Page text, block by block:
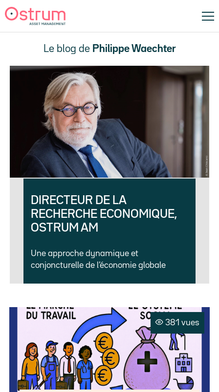
Le blog de Philippe Waechter
DIRECTEUR DE LA
RECHERCHE ECONOMIQUE,
OSTRUM AM
Une approche dynamique et
conjoncturelle de l’économie globale
381 vues